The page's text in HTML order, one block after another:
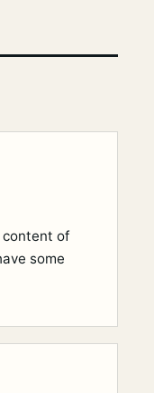
content of
some